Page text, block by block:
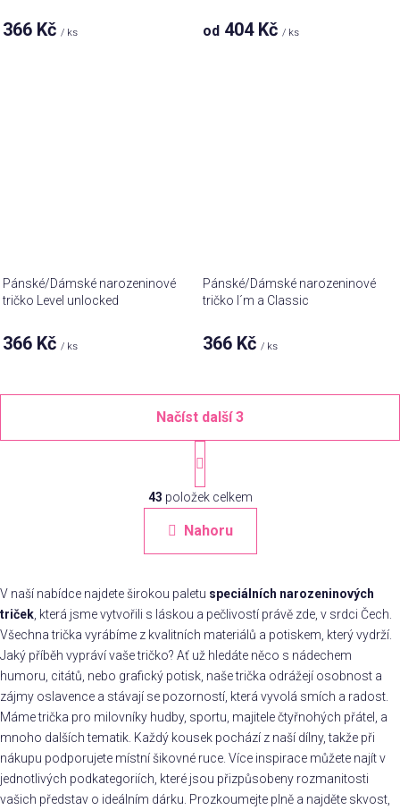
366 Kč/ ks od 404 Kč/ ks
Pánské/Dámské narozeninové
tričko Level unlocked
366 Kč / ks
Pánské/Dámské narozeninové
tričko I´m a Classic
366 Kč / ks
O
v
l
á
d
c
í
p
r
v
k
y
v
ý
p
i
Načíst další 3
S
t
r
á
n
k
o
n
í
43 položek celkem
Nahoru
V naší nabídce najdete širokou paletu speciálních narozeninových
triček , která jsme vytvořili s láskou a pečlivostí právě zde, v srdci Čech.
Všechna trička vyrábíme z kvalitních materiálů a potiskem, který vydrží.
Jaký příběh vypráví vaše tričko? Ať už hledáte něco s nádechem
humoru, citátů, nebo grafický potisk, naše trička odrážejí osobnost a
zájmy oslavence a stávají se pozorností, která vyvolá smích a radost.
Máme trička pro milovníky hudby, sportu, majitele čtyřnohých přátel, a
mnoho dalších tematik. Každý kousek pochází z naší dílny, takže při
nákupu podporujete místní šikovné ruce. Více inspirace můžete najít v
jednotlivých podkategoriích, které jsou přizpůsobeny rozmanitosti
vašich představ o ideálním dárku. Prozkoumejte plně a najděte skvost,